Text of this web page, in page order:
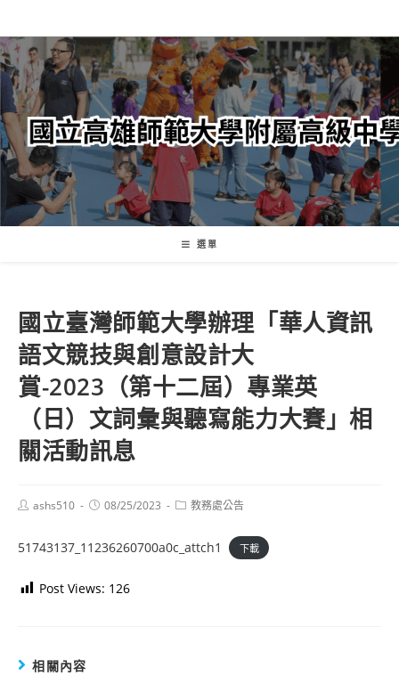
轉
至
主
內
容
選單
國立臺灣師範大學辦理「華人資訊
語文競技與創意設計大
賞-2023（第十二屆）專業英
（日）文詞彙與聽寫能力大賽」相
關活動訊息
Postashs510
Post08/25/2023
Post教務處公告
51743137_11236260700a0c_attch1 下載
Post Views: 126
相關內容